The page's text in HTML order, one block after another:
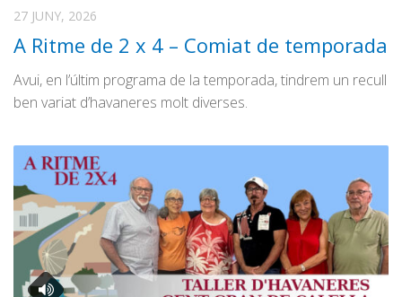
Publicitat
Coblejant
l’Enquesta
Entrevista Política
Fòrum Obert
Ple Municipal
Vídeonotícia
Especials/Altres
Calella Film Festival
La Ciutat
27 JUNY, 2026
A Ritme de 2 x 4 – Comiat de temporada
Avui, en l’últim programa de la temporada, tindrem un recull
ben variat d’havaneres molt diverses.